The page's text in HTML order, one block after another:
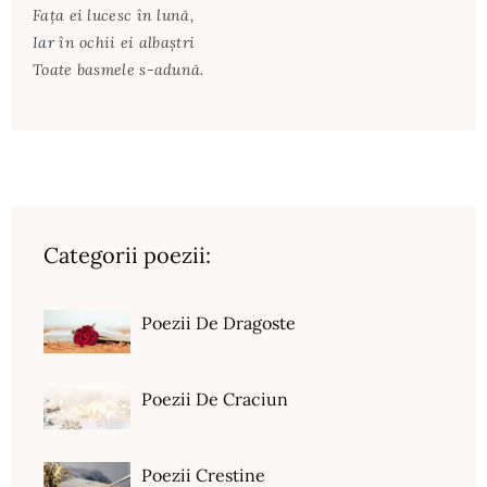
Faţa ei lucesc în lună,
Iar în ochii ei albaştri
Toate basmele s-adună.
Categorii poezii:
Poezii De Dragoste
Poezii De Craciun
Poezii Crestine